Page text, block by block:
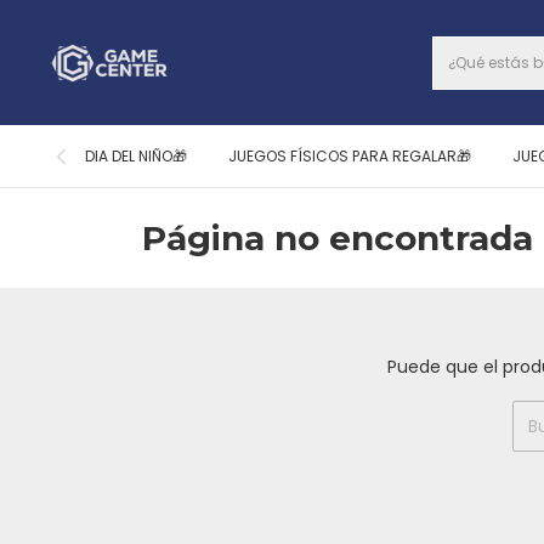
DIA DEL NIÑO🎁 JUEGOS FÍSICOS PARA REGALAR🎁
Página no encontrada
Puede que el